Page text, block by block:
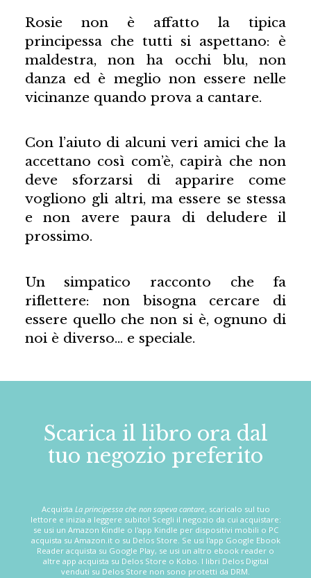
Rosie non è affatto la tipica
principessa che tutti si aspettano: è
maldestra, non ha occhi blu, non
danza ed è meglio non essere nelle
vicinanze quando prova a cantare.
Con l’aiuto di alcuni veri amici che la
accettano così com’è, capirà che non
deve sforzarsi di apparire come
vogliono gli altri, ma essere se stessa
e non avere paura di deludere il
prossimo.
Un simpatico racconto che fa
riflettere: non bisogna cercare di
essere quello che non si è, ognuno di
noi è diverso… e speciale.
Scarica il libro ora dal
tuo negozio preferito
Acquista La principessa che non sapeva cantare, scaricalo sul tuo
lettore e inizia a leggere subito! Scegli il negozio da cui acquistare:
se usi un Amazon Kindle o l'app Kindle per dispositivi mobili o PC
acquista su Amazon.it o su Delos Store. Se usi l'app Google Ebook
Reader acquista su Google Play, se usi un altro ebook reader o
altre app acquista su Delos Store o Kobo. I libri Delos Digital
venduti su Delos Store non sono protetti da DRM.